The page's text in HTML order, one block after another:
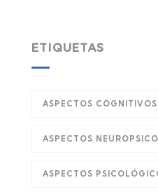
ETIQUETAS
ASPECTOS COGNITIVOS
ASPECTOS
ASPECTOS